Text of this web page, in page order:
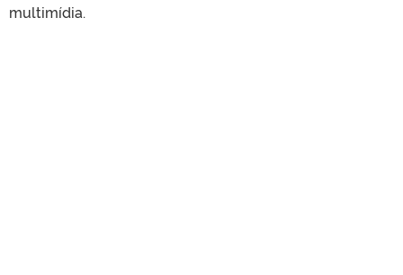
multimídia.